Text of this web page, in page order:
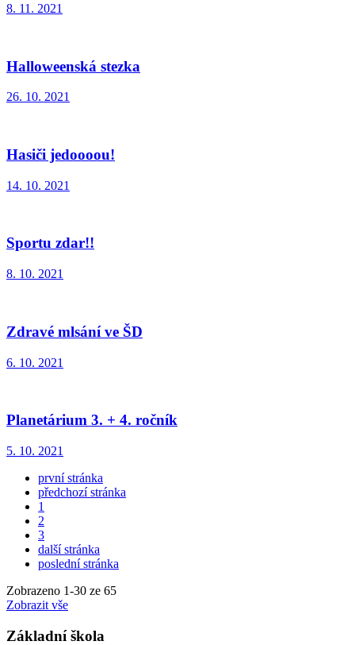
8. 11. 2021
Halloweenská stezka
26. 10. 2021
Hasiči jedoooou!
14. 10. 2021
Sportu zdar!!
8. 10. 2021
Zdravé mlsání ve ŠD
6. 10. 2021
Planetárium 3. + 4. ročník
5. 10. 2021
první stránka
předchozí stránka
1
2
3
další stránka
poslední stránka
Zobrazeno 1-30 ze 65
Zobrazit vše
Základní škola